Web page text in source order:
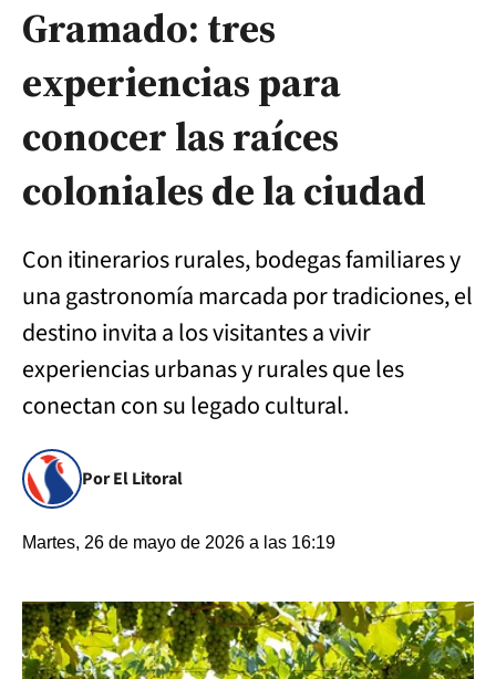
Gramado: tres
experiencias para
conocer las raíces
coloniales de la ciudad
Con itinerarios rurales, bodegas familiares y
una gastronomía marcada por tradiciones, el
destino invita a los visitantes a vivir
experiencias urbanas y rurales que les
conectan con su legado cultural.
Por El Litoral
Martes, 26 de mayo de 2026 a las 16:19